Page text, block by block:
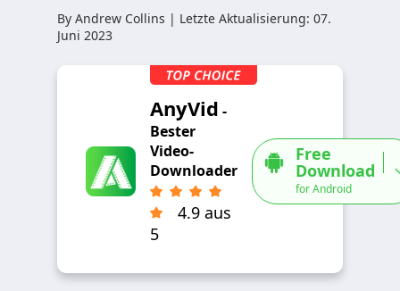
By Andrew Collins | Letzte Aktualisierung: 07.
Juni 2023
AnyVid -
Bester
Video-
Downloader
4.9 aus
5
Free
Download
for Android